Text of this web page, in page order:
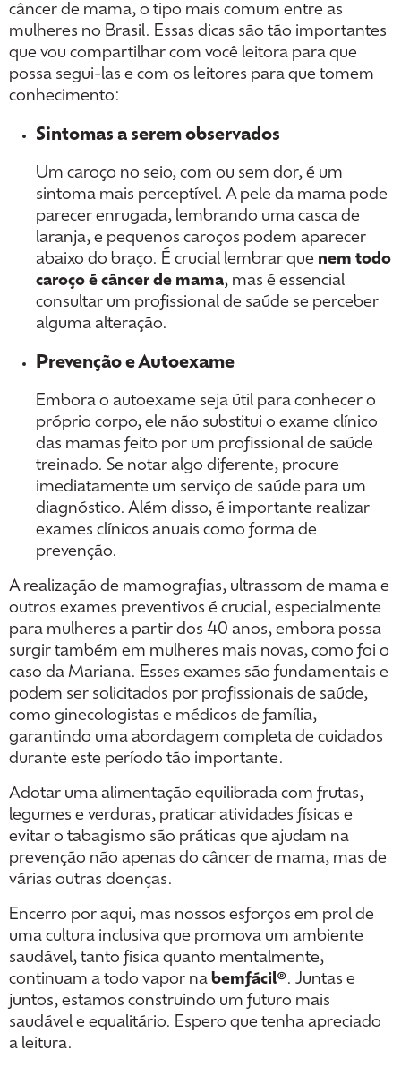
câncer de mama, o tipo mais comum entre as
mulheres no Brasil. Essas dicas são tão importantes
que vou compartilhar com você leitora para que
possa segui-las e com os leitores para que tomem
conhecimento:
Sintomas a serem observados
Um caroço no seio, com ou sem dor, é um
sintoma mais perceptível. A pele da mama pode
parecer enrugada, lembrando uma casca de
laranja, e pequenos caroços podem aparecer
abaixo do braço. É crucial lembrar que nem todo
caroço é câncer de mama, mas é essencial
consultar um profissional de saúde se perceber
alguma alteração.
Prevenção e Autoexame
Embora o autoexame seja útil para conhecer o
próprio corpo, ele não substitui o exame clínico
das mamas feito por um profissional de saúde
treinado. Se notar algo diferente, procure
imediatamente um serviço de saúde para um
diagnóstico. Além disso, é importante realizar
exames clínicos anuais como forma de
prevenção.
A realização de mamografias, ultrassom de mama e
outros exames preventivos é crucial, especialmente
para mulheres a partir dos 40 anos, embora possa
surgir também em mulheres mais novas, como foi o
caso da Mariana. Esses exames são fundamentais e
podem ser solicitados por profissionais de saúde,
como ginecologistas e médicos de família,
garantindo uma abordagem completa de cuidados
durante este período tão importante.
Adotar uma alimentação equilibrada com frutas,
legumes e verduras, praticar atividades físicas e
evitar o tabagismo são práticas que ajudam na
prevenção não apenas do câncer de mama, mas de
várias outras doenças.
Encerro por aqui, mas nossos esforços em prol de
uma cultura inclusiva que promova um ambiente
saudável, tanto física quanto mentalmente,
continuam a todo vapor na bemfácil®. Juntas e
juntos, estamos construindo um futuro mais
saudável e equalitário. Espero que tenha apreciado
a leitura.